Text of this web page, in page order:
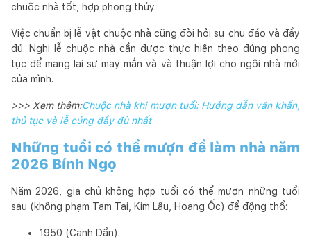
chuộc nhà tốt, hợp phong thủy.
Việc chuẩn bị lễ vật chuộc nhà cũng đòi hỏi sự chu đáo và đầy
đủ. Nghi lễ chuộc nhà cần được thực hiện theo đúng phong
tục để mang lại sự may mắn và và thuận lợi cho ngôi nhà mới
của mình.
>>> Xem thêm:Chuộc nhà khi mượn tuổi: Hướng dẫn văn khấn,
thủ tục và lễ cúng đầy đủ nhất
Những tuổi có thể mượn để làm nhà năm
2026 Bính Ngọ
Năm 2026, gia chủ không hợp tuổi có thể mượn những tuổi
sau (không phạm Tam Tai, Kim Lâu, Hoang Ốc) để động thổ:
1950 (Canh Dần)